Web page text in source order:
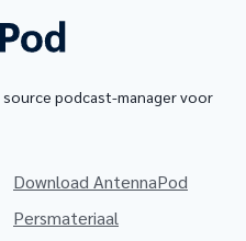
podcast-manager voor
Download AntennaPod
Persmateriaal